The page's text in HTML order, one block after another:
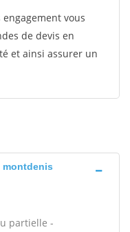
vous
de devis en
et ainsi assurer un
montdenis
partielle -